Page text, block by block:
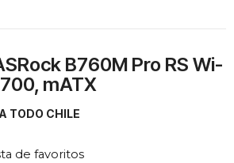
B760M Pro RS Wi-
mATX
TODO CHILE
de favoritos